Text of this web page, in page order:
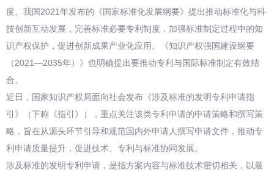
度。我国2021年发布的《国家标准化发展纲要》提出推动标准化与科
技创新互动发展，完善标准必要专利制度，加强标准制定过程中的知
识产权保护，促进创新成果产业化应用。《知识产权强国建设纲要
（2021—2035年）》也明确提出要推动专利与国际标准制定有效结
合。
近日，国家知识产权局面向社会发布《涉及标准的发明专利申请指
引》（下称《指引》），重点关注该类专利申请的申请策略和撰写策
略，旨在从源头环节引导和规范国内外申请人撰写申请文件，推动专
利申请质量提升，促进技术、专利与标准协同发展。
涉及标准的发明专利申请，是指方案内容与标准技术密切相关，以最